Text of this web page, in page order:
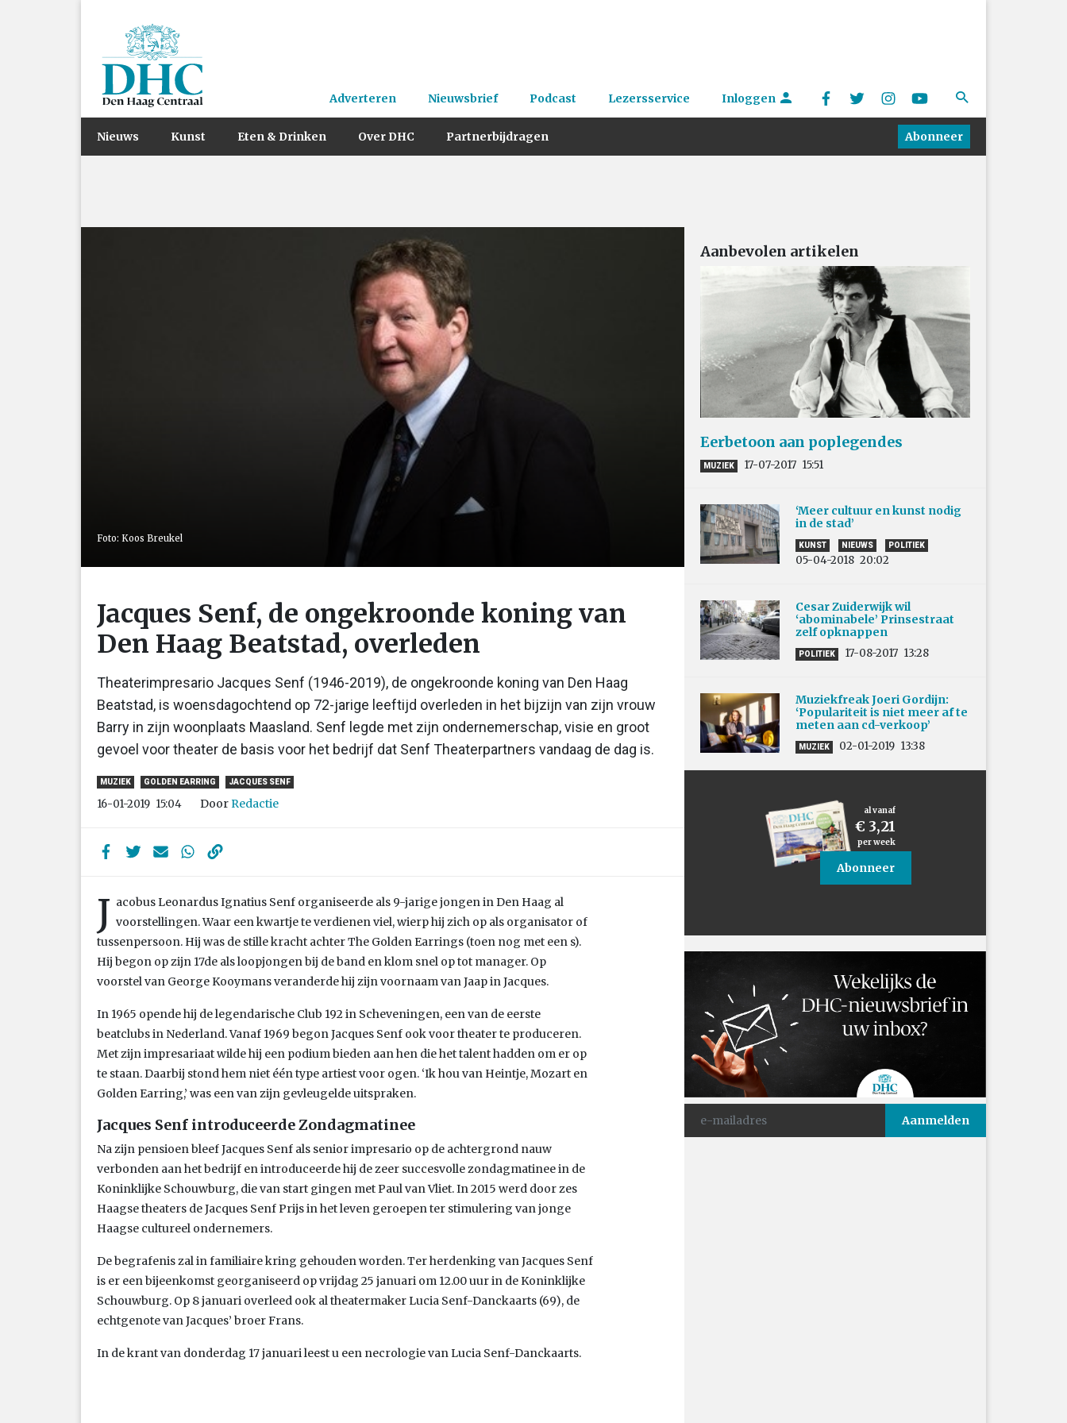
Adverteren Nieuwsbrief Podcast Lezersservice Inloggen
Nieuws Kunst Eten & Drinken Over DHC Partnerbijdragen Abonneer
Foto: Koos Breukel
Jacques Senf, de ongekroonde koning van
Den Haag Beatstad, overleden
Theaterimpresario Jacques Senf (1946-2019), de ongekroonde koning van Den Haag
Beatstad, is woensdagochtend op 72-jarige leeftijd overleden in het bijzijn van zijn vrouw
Barry in zijn woonplaats Maasland. Senf legde met zijn ondernemerschap, visie en groot
gevoel voor theater de basis voor het bedrijf dat Senf Theaterpartners vandaag de dag is.
MUZIEK GOLDEN EARRING JACQUES SENF
16-01-2019 15:04 Door Redactie
J acobus Leonardus Ignatius Senf organiseerde als 9-jarige jongen in Den Haag al
voorstellingen. Waar een kwartje te verdienen viel, wierp hij zich op als organisator of
tussenpersoon. Hij was de stille kracht achter The Golden Earrings (toen nog met een s).
Hij begon op zijn 17de als loopjongen bij de band en klom snel op tot manager. Op
voorstel van George Kooymans veranderde hij zijn voornaam van Jaap in Jacques.
In 1965 opende hij de legendarische Club 192 in Scheveningen, een van de eerste
beatclubs in Nederland. Vanaf 1969 begon Jacques Senf ook voor theater te produceren.
Met zijn impresariaat wilde hij een podium bieden aan hen die het talent hadden om er op
te staan. Daarbij stond hem niet één type artiest voor ogen. ‘Ik hou van Heintje, Mozart en
Golden Earring,’ was een van zijn gevleugelde uitspraken.
Jacques Senf introduceerde Zondagmatinee
Na zijn pensioen bleef Jacques Senf als senior impresario op de achtergrond nauw
verbonden aan het bedrijf en introduceerde hij de zeer succesvolle zondagmatinee in de
Koninklijke Schouwburg, die van start gingen met Paul van Vliet. In 2015 werd door zes
Haagse theaters de Jacques Senf Prijs in het leven geroepen ter stimulering van jonge
Haagse cultureel ondernemers.
De begrafenis zal in familiaire kring gehouden worden. Ter herdenking van Jacques Senf
is er een bijeenkomst georganiseerd op vrijdag 25 januari om 12.00 uur in de Koninklijke
Schouwburg. Op 8 januari overleed ook al theatermaker Lucia Senf-Danckaarts (69), de
echtgenote van Jacques’ broer Frans.
In de krant van donderdag 17 januari leest u een necrologie van Lucia Senf-Danckaarts.
Aanbevolen artikelen
Eerbetoon aan poplegendes
MUZIEK 17-07-2017 15:51
‘Meer cultuur en kunst nodig
in de stad’
KUNST NIEUWS POLITIEK
05-04-2018 20:02
Cesar Zuiderwijk wil
‘abominabele’ Prinsestraat
zelf opknappen
POLITIEK 17-08-2017 13:28
Muziekfreak Joeri Gordijn:
‘Populariteit is niet meer af te
meten aan cd-verkoop’
MUZIEK 02-01-2019 13:38
al vanaf
€ 3,21
per week
Abonneer